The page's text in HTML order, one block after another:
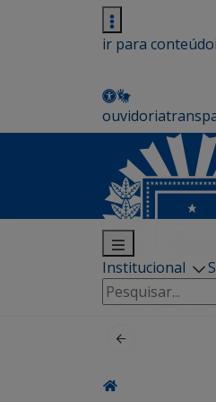
ir para conteúdo
ouvidoria
Institucional
Pesquisar
por: